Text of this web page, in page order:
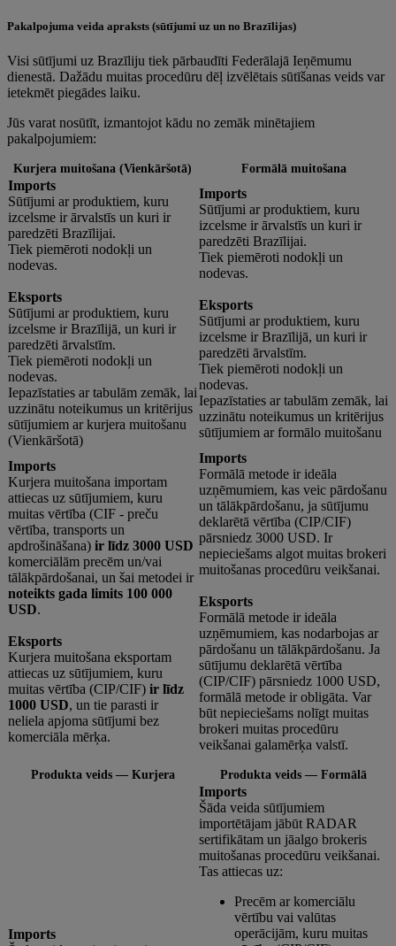
Pakalpojuma veida apraksts (sūtījumi uz un no Brazīlijas)
Visi sūtījumi uz Brazīliju tiek pārbaudīti Federālajā Ieņēmumu
dienestā. Dažādu muitas procedūru dēļ izvēlētais sūtīšanas veids var
ietekmēt piegādes laiku.
Jūs varat nosūtīt, izmantojot kādu no zemāk minētajiem
pakalpojumiem:
Kurjera muitošana (Vienkāršotā) Formālā muitošana
Imports
Sūtījumi ar produktiem, kuru
izcelsme ir ārvalstīs un kuri ir
paredzēti Brazīlijai.
Tiek piemēroti nodokļi un
nodevas.
Eksports
Sūtījumi ar produktiem, kuru
izcelsme ir Brazīlijā, un kuri ir
paredzēti ārvalstīm.
Tiek piemēroti nodokļi un
nodevas.
Iepazīstaties ar tabulām zemāk, lai
uzzinātu noteikumus un kritērijus
sūtījumiem ar kurjera muitošanu
(Vienkāršotā)
Imports
Sūtījumi ar produktiem, kuru
izcelsme ir ārvalstīs un kuri ir
paredzēti Brazīlijai.
Tiek piemēroti nodokļi un
nodevas.
Eksports
Sūtījumi ar produktiem, kuru
izcelsme ir Brazīlijā, un kuri ir
paredzēti ārvalstīm.
Tiek piemēroti nodokļi un
nodevas.
Iepazīstaties ar tabulām zemāk, lai
uzzinātu noteikumus un kritērijus
sūtījumiem ar formālo muitošanu
Imports
Kurjera muitošana importam
attiecas uz sūtījumiem, kuru
muitas vērtība (CIF - preču
vērtība, transports un
apdrošināšana) ir līdz 3000 USD
komerciālām precēm un/vai
tālākpārdošanai, un šai metodei ir
noteikts gada limits 100 000
USD.
Eksports
Kurjera muitošana eksportam
attiecas uz sūtījumiem, kuru
muitas vērtība (CIP/CIF) ir līdz
1000 USD, un tie parasti ir
neliela apjoma sūtījumi bez
komerciāla mērķa.
Imports
Formālā metode ir ideāla
uzņēmumiem, kas veic pārdošanu
un tālākpārdošanu, ja sūtījumu
deklarētā vērtība (CIP/CIF)
pārsniedz 3000 USD. Ir
nepieciešams algot muitas brokeri
muitošanas procedūru veikšanai.
Eksports
Formālā metode ir ideāla
uzņēmumiem, kas nodarbojas ar
pārdošanu un tālākpārdošanu. Ja
sūtījumu deklarētā vērtība
(CIP/CIF) pārsniedz 1000 USD,
formālā metode ir obligāta. Var
būt nepieciešams nolīgt muitas
brokeri muitas procedūru
veikšanai galamērķa valstī.
Produkta veids — Kurjera Produkta veids — Formālā
Imports
Imports
Šāda veida sūtījumiem
importētājam jābūt RADAR
sertifikātam un jāalgo brokeris
muitošanas procedūru veikšanai.
Tas attiecas uz:
Precēm ar komerciālu
vērtību vai valūtas
operācijām, kuru muitas